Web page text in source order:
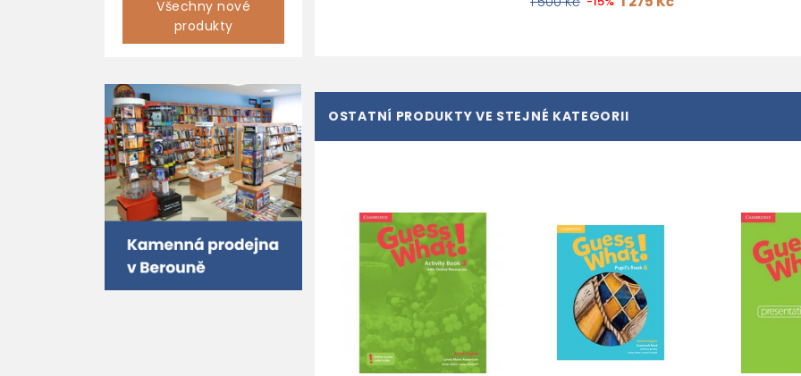
Všechny nové
produkty
OSTATNÍ PRODUKTY VE STEJNÉ KATEGORII